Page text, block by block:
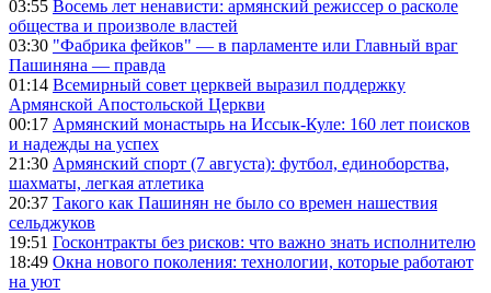
03:55 Восемь лет ненависти: армянский режиссер о расколе
общества и произволе властей
03:30 "Фабрика фейков" — в парламенте или Главный враг
Пашиняна — правда
01:14 Всемирный совет церквей выразил поддержку
Армянской Апостольской Церкви
00:17 Армянский монастырь на Иссык-Куле: 160 лет поисков
и надежды на успех
21:30 Армянский спорт (7 августа): футбол, единоборства,
шахматы, легкая атлетика
20:37 Такого как Пашинян не было со времен нашествия
сельджуков
19:51 Госконтракты без рисков: что важно знать исполнителю
18:49 Окна нового поколения: технологии, которые работают
на уют